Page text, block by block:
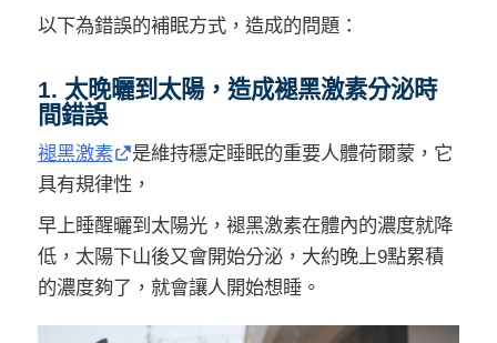
以下為錯誤的補眠方式，造成的問題：
1. 太晚曬到太陽，造成褪黑激素分泌時
間錯誤
褪黑激素
是維持穩定睡眠的重要人體荷爾蒙，它
具有規律性，
早上睡醒曬到太陽光，褪黑激素在體內的濃度就降
低，太陽下山後又會開始分泌，大約晚上9點累積
的濃度夠了，就會讓人開始想睡。